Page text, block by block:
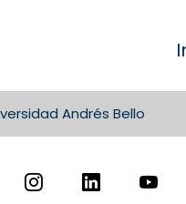
Andrés Bello